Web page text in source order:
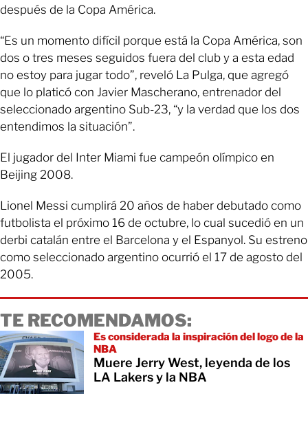
después de la Copa América.
“Es un momento difícil porque está la Copa América, son
dos o tres meses seguidos fuera del club y a esta edad
no estoy para jugar todo”, reveló La Pulga, que agregó
que lo platicó con Javier Mascherano, entrenador del
seleccionado argentino Sub-23, “y la verdad que los dos
entendimos la situación”.
El jugador del Inter Miami fue campeón olímpico en
Beijing 2008.
Lionel Messi cumplirá 20 años de haber debutado como
futbolista el próximo 16 de octubre, lo cual sucedió en un
derbi catalán entre el Barcelona y el Espanyol. Su estreno
como seleccionado argentino ocurrió el 17 de agosto del
2005.
TE RECOMENDAMOS:
Es considerada la inspiración del logo de la
NBA
Muere Jerry West, leyenda de los
LA Lakers y la NBA